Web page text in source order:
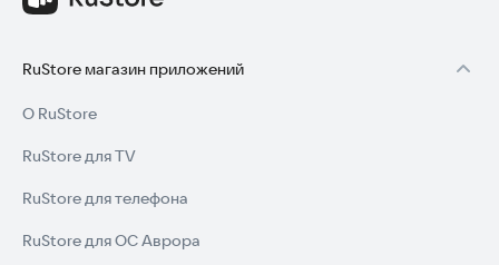
RuStore магазин приложений
О RuStore
RuStore для TV
RuStore для телефона
RuStore для ОС Аврора